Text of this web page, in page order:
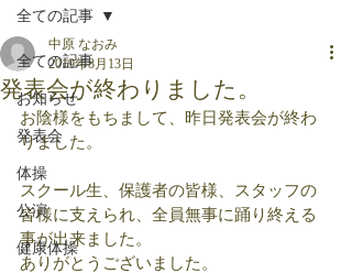
全ての記事
お知らせ
発表会
体操
公演
健康体操
全ての記事
発表会が終わりました。
中原 なおみ
2019年8月13日
お陰様をもちまして、昨日発表会が終わ
りました。
スクール生、保護者の皆様、スタッフの
皆様に支えられ、全員無事に踊り終える
事が出来ました。
ありがとうございました。